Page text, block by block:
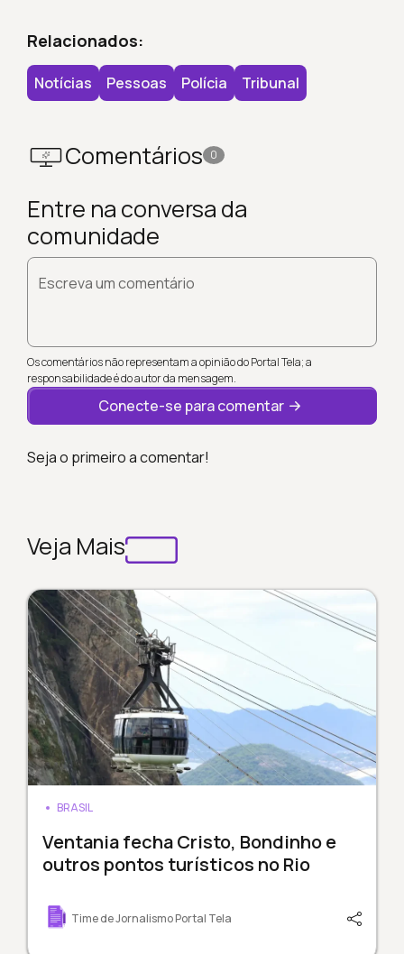
Relacionados:
Notícias Pessoas Polícia Tribunal
Comentários 0
Entre na conversa da
comunidade
Escreva um comentário
Os comentários não representam a opinião do Portal Tela; a
responsabilidade é do autor da mensagem.
Conecte-se para comentar
Seja o primeiro a comentar!
Veja Mais
BRASIL
Ventania fecha Cristo, Bondinho e
outros pontos turísticos no Rio
Time de Jornalismo Portal Tela